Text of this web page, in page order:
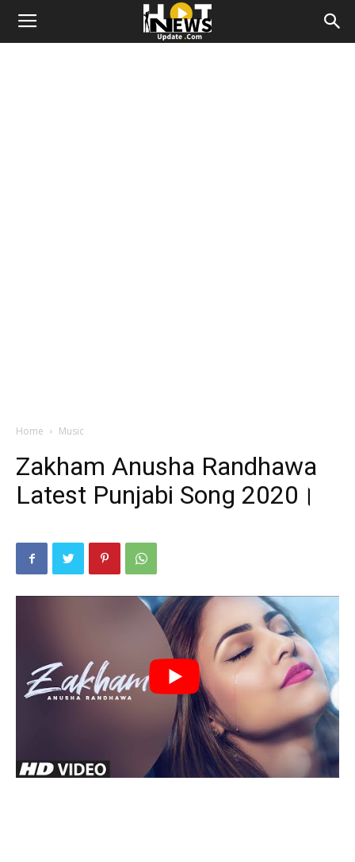
Home Music
Zakham Anusha Randhawa
Latest Punjabi Song 2020।